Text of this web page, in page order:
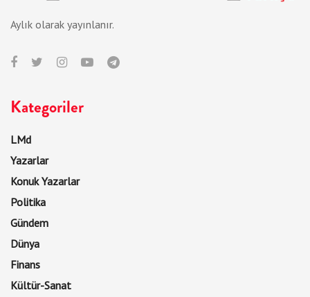
Aylık olarak yayınlanır.
Kategoriler
LMd
Yazarlar
Konuk Yazarlar
Politika
Gündem
Dünya
Finans
Kültür-Sanat